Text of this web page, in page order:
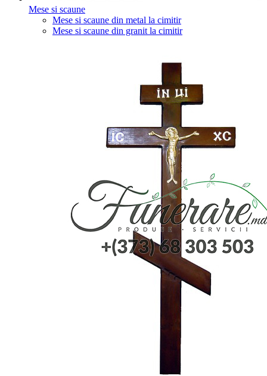
Mese si scaune
Mese si scaune din metal la cimitir
Mese si scaune din granit la cimitir